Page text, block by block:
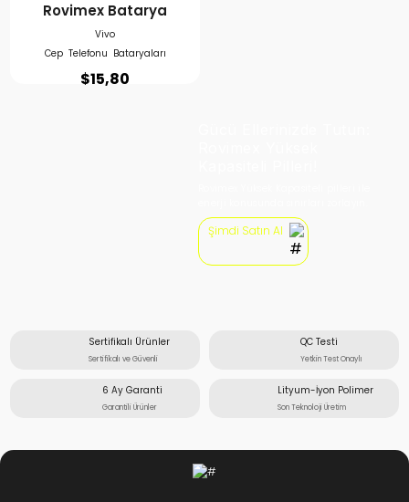
Rovimex Batarya
Vivo
Cep Telefonu Bataryaları
$15,80
Şimdi Satın Al
Sertifikalı Ürünler
Sertifikalı ve Güvenli
QC Testi
Yetkin Test Onaylı
6 Ay Garanti
Garantili Ürünler
Lityum-İyon Polimer
Son Teknoloji Üretim